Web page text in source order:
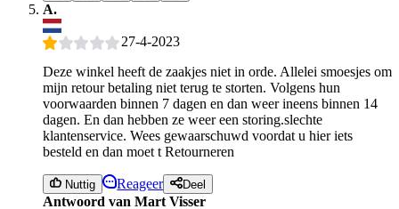
A.
27-4-2023
Deze winkel heeft de zaakjes niet in orde. Allelei smoesjes om
mijn retour betaling niet terug te storten. Volgens hun
voorwaarden binnen 7 dagen en dan weer ineens binnen 14
dagen. En dan hebben ze weer een storing.slechte
klantenservice. Wees gewaarschuwd voordat u hier iets
besteld en dan moet t Retourneren
Nuttig Reageer Deel
Antwoord van Mart Visser